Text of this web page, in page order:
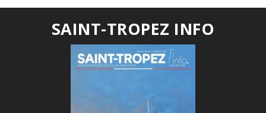
SAINT-TROPEZ INFO